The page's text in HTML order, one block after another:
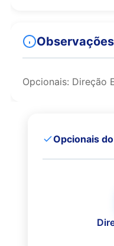
Observações
Opcionais: Direção
Opcionais